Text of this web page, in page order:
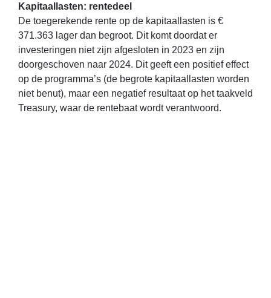
Kapitaallasten: rentedeel
De toegerekende rente op de kapitaallasten is €
371.363 lager dan begroot. Dit komt doordat er
investeringen niet zijn afgesloten in 2023 en zijn
doorgeschoven naar 2024. Dit geeft een positief effect
op de programma’s (de begrote kapitaallasten worden
niet benut), maar een negatief resultaat op het taakveld
Treasury, waar de rentebaat wordt verantwoord.